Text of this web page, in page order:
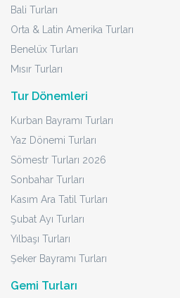
Bali Turları
Orta & Latin Amerika Turları
Benelüx Turları
Mısır Turları
Tur Dönemleri
Kurban Bayramı Turları
Yaz Dönemi Turları
Sömestr Turları 2026
Sonbahar Turları
Kasım Ara Tatil Turları
Şubat Ayı Turları
Yılbaşı Turları
Şeker Bayramı Turları
Gemi Turları